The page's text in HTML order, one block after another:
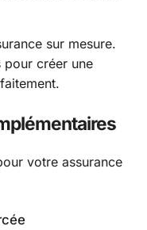
sur mesure.
créer une
votre assurance